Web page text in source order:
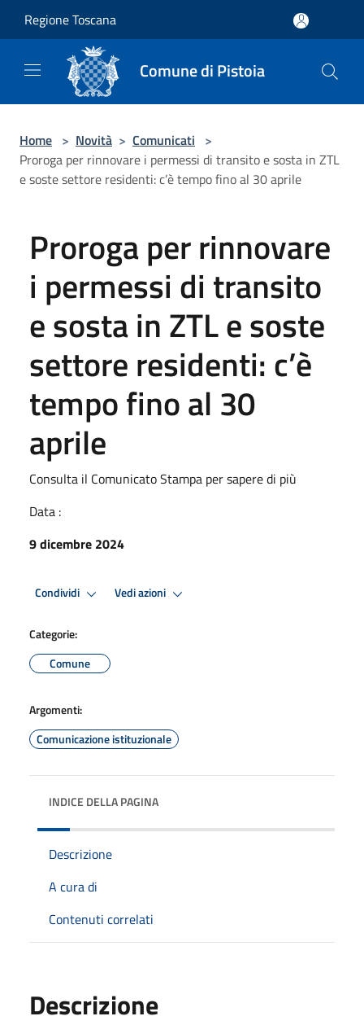
Regione Toscana
Comune di Pistoia
Home > Novità > Comunicati >
Proroga per rinnovare i permessi di transito e sosta in ZTL
e soste settore residenti: c’è tempo fino al 30 aprile
Proroga per rinnovare
i permessi di transito
e sosta in ZTL e soste
settore residenti: c’è
tempo fino al 30
aprile
Consulta il Comunicato Stampa per sapere di più
Data :
9 dicembre 2024
Condividi Vedi azioni
Categorie:
Comune
Argomenti:
Comunicazione istituzionale
INDICE DELLA PAGINA
Descrizione
A cura di
Contenuti correlati
Descrizione